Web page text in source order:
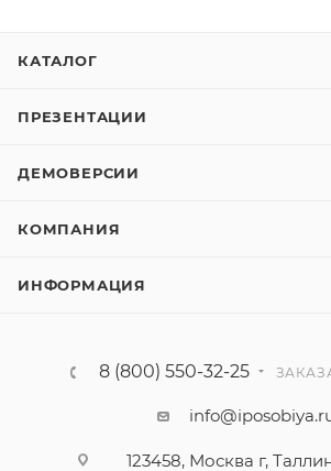
КАТАЛОГ
ПРЕЗЕНТАЦИИ
ДЕМОВЕРСИИ
КОМПАНИЯ
ИНФОРМАЦИЯ
8 (800) 550-32-25
123458, Москва г,